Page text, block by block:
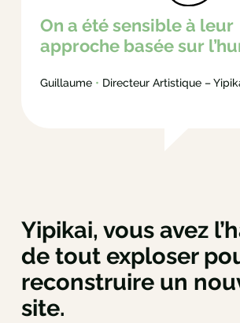
On a été sensible à leur
approche basée sur
Guillaume • Directeur Artistique –
Yipikai, vous avez
de tout exploser
reconstruire un
site.